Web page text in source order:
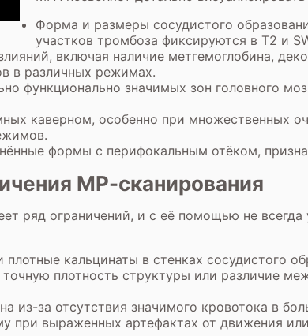
Форма и размеры сосудистого
участков тромбоза фиксируются в Т2 и
включая наличие метгемоглобина,
в различных режимах.
функционально значимых зон головного
каверном, особенно при множественных
формы с перифокальным отёком,
МР-сканирования
ряд ограничений, и с её помощью не
кальцинаты в стенках сосудистого
плотность структуры или различие
из-за отсутствия значимого кровотока в
при выраженных артефактах от движения